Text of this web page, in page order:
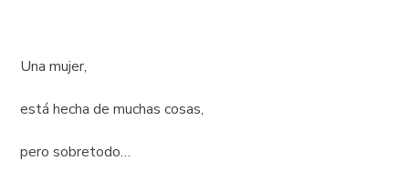
Una mujer,
está hecha de muchas cosas,
pero sobretodo…